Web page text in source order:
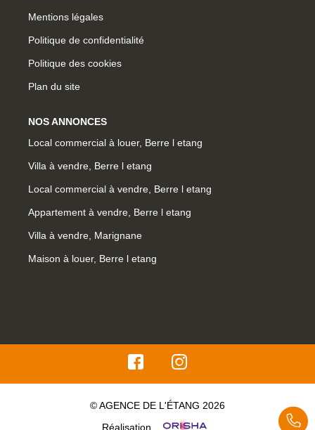
Mentions légales
Politique de confidentialité
Politique des cookies
Plan du site
NOS ANNONCES
Local commercial à louer, Berre l etang
Villa à vendre, Berre l etang
Local commercial à vendre, Berre l etang
Appartement à vendre, Berre l etang
Villa à vendre, Marignane
Maison à louer, Berre l etang
© AGENCE DE L'ÉTANG 2026
Réalisation